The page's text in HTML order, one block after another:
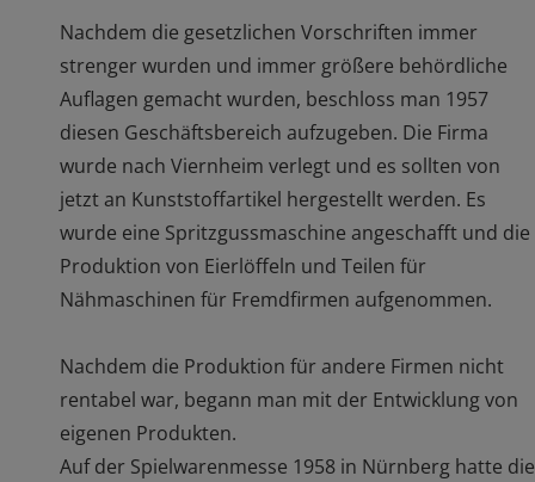
Nachdem die gesetzlichen Vorschriften immer
strenger wurden und immer größere behördliche
Auflagen gemacht wurden, beschloss man 1957
diesen Geschäftsbereich aufzugeben. Die Firma
wurde nach Viernheim verlegt und es sollten von
jetzt an Kunststoffartikel hergestellt werden. Es
wurde eine Spritzgussmaschine angeschafft und die
Produktion von Eierlöffeln und Teilen für
Nähmaschinen für Fremdfirmen aufgenommen.
Nachdem die Produktion für andere Firmen nicht
rentabel war, begann man mit der Entwicklung von
eigenen Produkten.
Auf der Spielwarenmesse 1958 in Nürnberg hatte die